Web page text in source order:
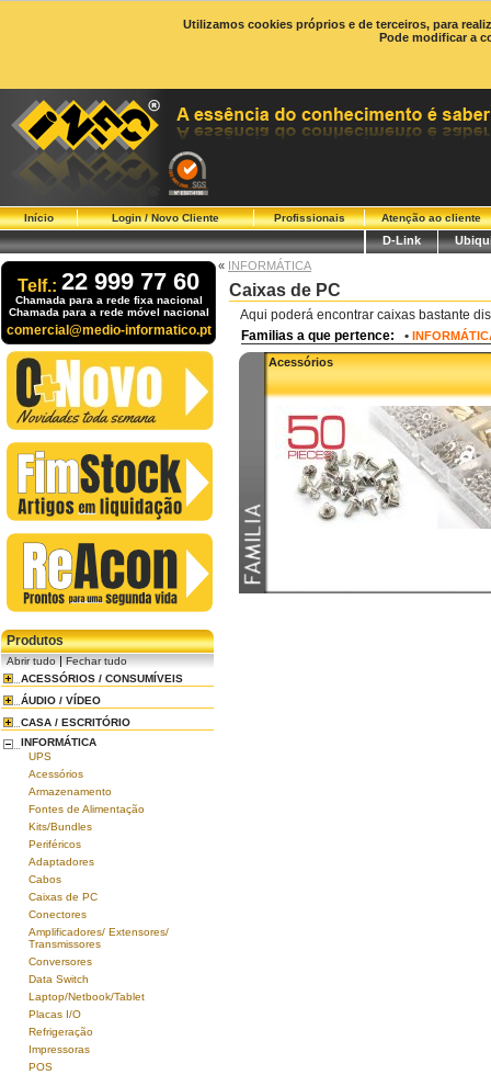
Utilizamos cookies próprios e de terceiros, para
Pode modificar a
Início Login / Novo Cliente Profissionais Atenção ao cliente
D-Link
Telf.: 22 999 77 60
Chamada para a rede fixa nacional
Chamada para a rede móvel nacional
comercial@medio-informatico.pt
Produtos
Abrir tudo|Fechar tudo
ACESSÓRIOS / CONSUMÍVEIS
ÁUDIO / VÍDEO
CASA / ESCRITÓRIO
INFORMÁTICA
UPS
Acessórios
Armazenamento
Fontes de Alimentação
Kits/Bundles
Periféricos
Adaptadores
Cabos
Caixas de PC
Conectores
Amplificadores/ Extensores/
Transmissores
Conversores
Data Switch
Laptop/Netbook/Tablet
Placas I/O
Refrigeração
Impressoras
POS
« INFORMÁTICA
Caixas de PC
Aqui poderá encontrar caixas bastante
Familias a que pertence: •
Acessórios